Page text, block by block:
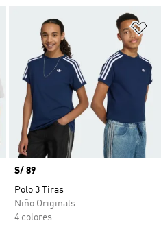
Añadir a la lista de deseos
Precio
S/ 89
Polo 3 Tiras
Niño Originals
4 colores